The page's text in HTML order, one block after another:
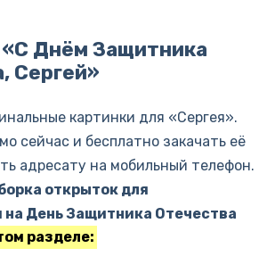
Днём Защитника
Сергей»
картинки для «Сергея».
сейчас и бесплатно закачать её
адресату на мобильный телефон.
открыток для
на День Защитника Отечества
разделе: